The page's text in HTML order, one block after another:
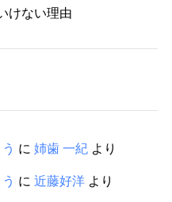
けない理由
に 姉歯 一紀より
に 近藤好洋より